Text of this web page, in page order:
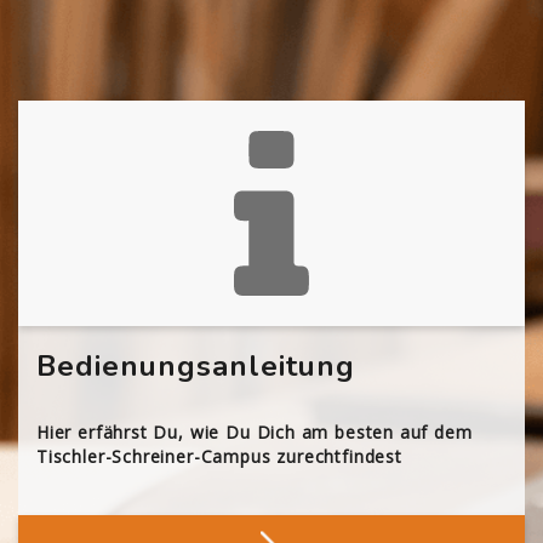
Bedienungsanleitung
Hier erfährst Du, wie Du Dich am besten auf dem
Tischler-Schreiner-Campus zurechtfindest